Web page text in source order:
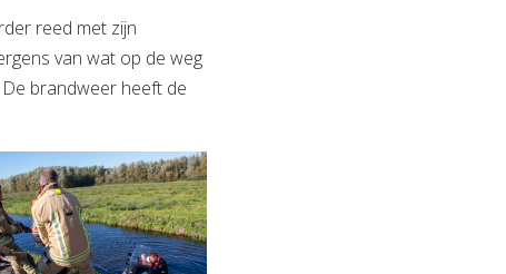
reed met zijn
van wat op de weg
brandweer heeft de